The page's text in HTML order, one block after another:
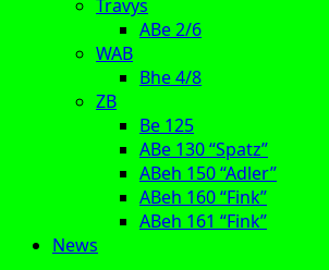
Travys
ABe 2/6
WAB
Bhe 4/8
ZB
Be 125
ABe 130 “Spatz”
ABeh 150 “Adler”
ABeh 160 “Fink”
ABeh 161 “Fink”
News